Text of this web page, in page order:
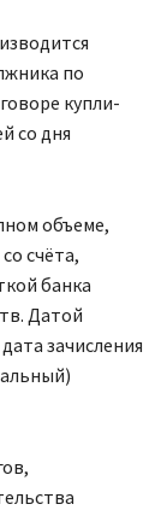
по
купли-
со дня
объеме,
счёта,
банка
Датой
зачисления